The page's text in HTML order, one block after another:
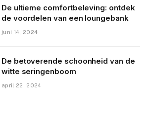
De ultieme comfortbeleving: ontdek
de voordelen van een loungebank
juni 14, 2024
De betoverende schoonheid van de
witte seringenboom
april 22, 2024